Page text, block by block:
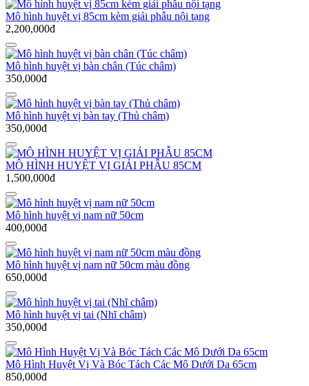
Mô hình huyệt vị 85cm kèm giải phẫu nội tạng
2,200,000đ
Mô hình huyệt vị bàn chân (Túc châm)
350,000đ
Mô hình huyệt vị bàn tay (Thủ châm)
350,000đ
MÔ HÌNH HUYỆT VỊ GIẢI PHẪU 85CM
1,500,000đ
Mô hình huyệt vị nam nữ 50cm
400,000đ
Mô hình huyệt vị nam nữ 50cm màu đồng
650,000đ
Mô hình huyệt vị tai (Nhĩ châm)
350,000đ
Mô Hình Huyệt Vị Và Bóc Tách Các Mô Dưới Da 65cm
850,000đ